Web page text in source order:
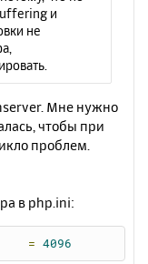
и
не
Мне нужно
чтобы при
проблем.
в php.ini:
= 4096